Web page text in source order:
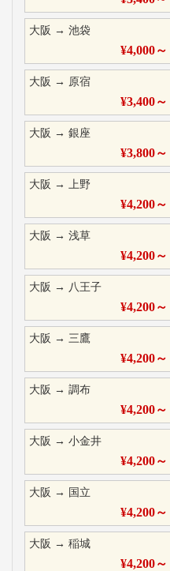
大阪 → 池袋
¥4,000～
大阪 → 原宿
¥3,400～
大阪 → 銀座
¥3,800～
大阪 → 上野
¥4,200～
大阪 → 浅草
¥4,200～
大阪 → 八王子
¥4,200～
大阪 → 三鷹
¥4,200～
大阪 → 調布
¥4,200～
大阪 → 小金井
¥4,200～
大阪 → 国立
¥4,200～
大阪 → 稲城
¥4,200～